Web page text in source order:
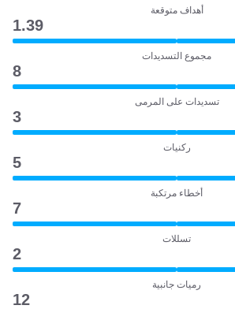
أهداف متوقعة
1.39
مجموع التسديدات
8
تسديدات على المرمى
3
ركنيات
5
أخطاء مرتكبة
7
تسللات
2
رميات جانبية
12